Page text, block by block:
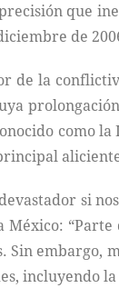
que
de
de la
como
si
Sin embargo,
incluyendo